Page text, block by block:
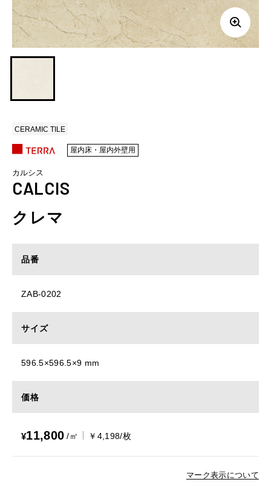
CERAMIC TILE
屋内床・屋内外壁用
カルシス
CALCIS
クレマ
品番
ZAB-0202
サイズ
596.5×596.5×9 mm
価格
¥11,800 /㎡ ￥4,198/枚
マーク表示について